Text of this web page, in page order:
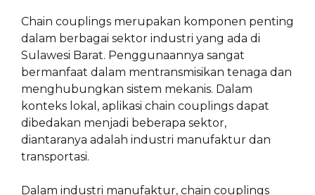
Chain couplings merupakan komponen penting
dalam berbagai sektor industri yang ada di
Sulawesi Barat. Penggunaannya sangat
bermanfaat dalam mentransmisikan tenaga dan
menghubungkan sistem mekanis. Dalam
konteks lokal, aplikasi chain couplings dapat
dibedakan menjadi beberapa sektor,
diantaranya adalah industri manufaktur dan
transportasi.
Dalam industri manufaktur, chain couplings